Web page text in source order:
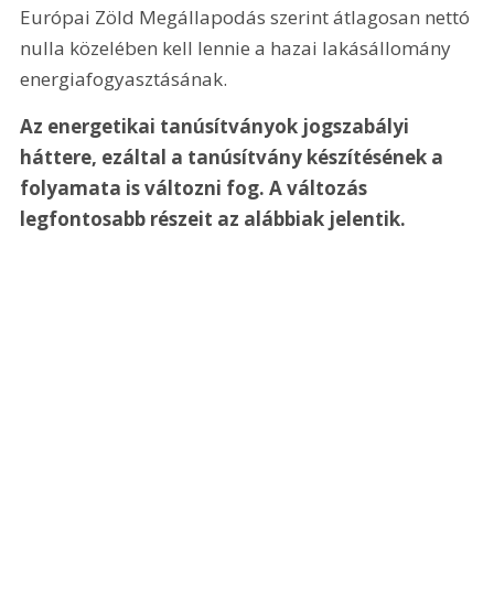
Európai Zöld Megállapodás szerint átlagosan nettó
nulla közelében kell lennie a hazai lakásállomány
energiafogyasztásának.
Az energetikai tanúsítványok jogszabályi
háttere, ezáltal a tanúsítvány készítésének a
folyamata is változni fog. A változás
legfontosabb részeit az alábbiak jelentik.